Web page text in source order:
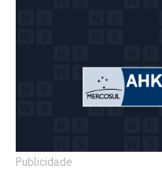
Publicidade